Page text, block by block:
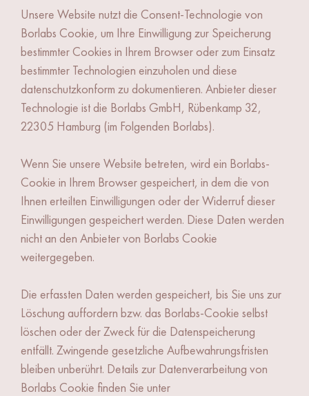
Unsere Website nutzt die Consent-Technologie von
Borlabs Cookie, um Ihre Einwilligung zur Speicherung
bestimmter Cookies in Ihrem Browser oder zum Einsatz
bestimmter Technologien einzuholen und diese
datenschutzkonform zu dokumentieren. Anbieter dieser
Technologie ist die Borlabs GmbH, Rübenkamp 32,
22305 Hamburg (im Folgenden Borlabs).
Wenn Sie unsere Website betreten, wird ein Borlabs-
Cookie in Ihrem Browser gespeichert, in dem die von
Ihnen erteilten Einwilligungen oder der Widerruf dieser
Einwilligungen gespeichert werden. Diese Daten werden
nicht an den Anbieter von Borlabs Cookie
weitergegeben.
Die erfassten Daten werden gespeichert, bis Sie uns zur
Löschung auffordern bzw. das Borlabs-Cookie selbst
löschen oder der Zweck für die Datenspeicherung
entfällt. Zwingende gesetzliche Aufbewahrungsfristen
bleiben unberührt. Details zur Datenverarbeitung von
Borlabs Cookie finden Sie unter